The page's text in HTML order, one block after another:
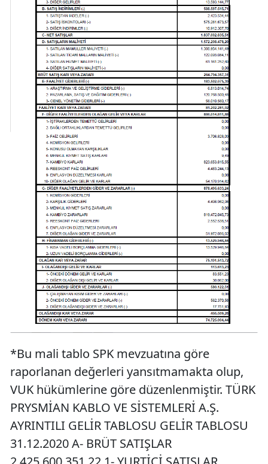
*Bu mali tablo SPK mevzuatına göre
raporlanan değerleri yansıtmamakta olup,
VUK hükümlerine göre düzenlenmiştir. TÜRK
PRYSMİAN KABLO VE SİSTEMLERİ A.Ş.
AYRINTILI GELİR TABLOSU GELİR TABLOSU
31.12.2020 A- BRÜT SATIŞLAR